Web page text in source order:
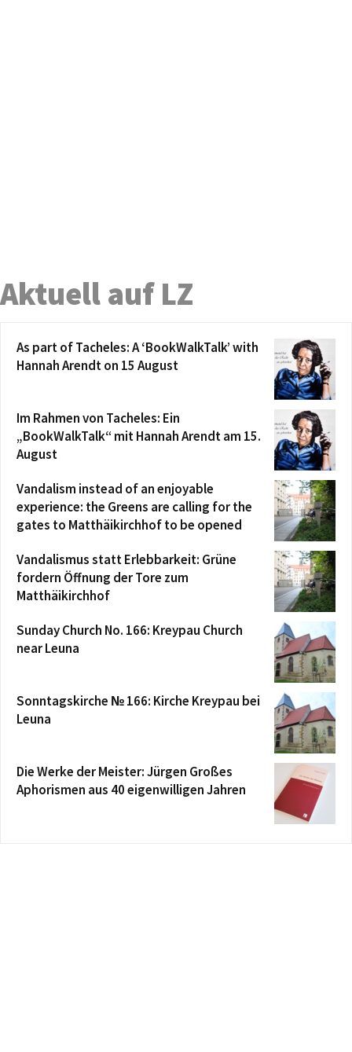
Aktuell auf LZ
As part of Tacheles: A ‘BookWalkTalk’ with
Hannah Arendt on 15 August
Im Rahmen von Tacheles: Ein
„BookWalkTalk“ mit Hannah Arendt am 15.
August
Vandalism instead of an enjoyable
experience: the Greens are calling for the
gates to Matthäikirchhof to be opened
Vandalismus statt Erlebbarkeit: Grüne
fordern Öffnung der Tore zum
Matthäikirchhof
Sunday Church No. 166: Kreypau Church
near Leuna
Sonntagskirche № 166: Kirche Kreypau bei
Leuna
Die Werke der Meister: Jürgen Großes
Aphorismen aus 40 eigenwilligen Jahren